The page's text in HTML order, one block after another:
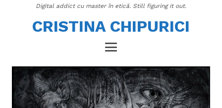
Digital addict cu master în etică. Still figuring it out.
CRISTINA CHIPURICI